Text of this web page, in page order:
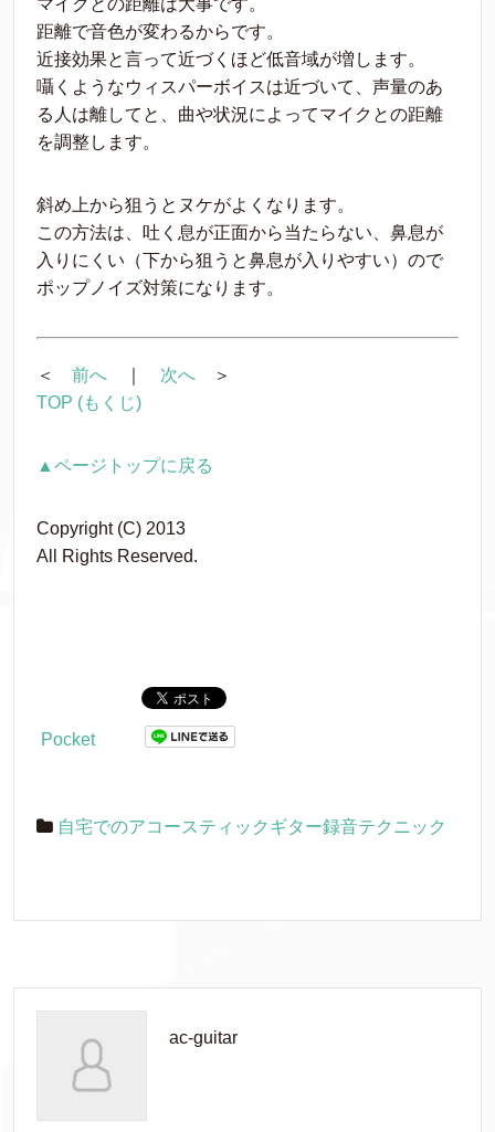
マイクとの距離は大事です。
距離で音色が変わるからです。
近接効果と言って近づくほど低音域が増します。
囁くようなウィスパーボイスは近づいて、声量のあ
る人は離してと、曲や状況によってマイクとの距離
を調整します。
斜め上から狙うとヌケがよくなります。
この方法は、吐く息が正面から当たらない、鼻息が
入りにくい（下から狙うと鼻息が入りやすい）ので
ポップノイズ対策になります。
＜ 前へ 次へ ＞
TOP (もくじ)
▲ページトップに戻る
Copyright (C) 2013
All Rights Reserved.
Pocket
自宅でのアコースティックギター録音テクニック
ac-guitar